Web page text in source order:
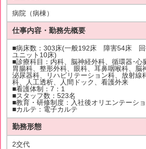
病院（病棟）
仕事内容・勤務先概要
■病床数：303床(一般192床 障害54床
ユニット10床)
■診療科目：内科、脳神経外科、循環器･心
胃腸科、整形外科、眼科、耳鼻咽喉科、脳
泌尿器科、リハビリテーション科、放射線
科、人工透析、人間ドック、看護外来
■看護体制：7：1
■スタッフ数：523名
■教育・研修制度：入社後オリエンテーシ
■カルテ：電子カルテ
勤務形態
2交代